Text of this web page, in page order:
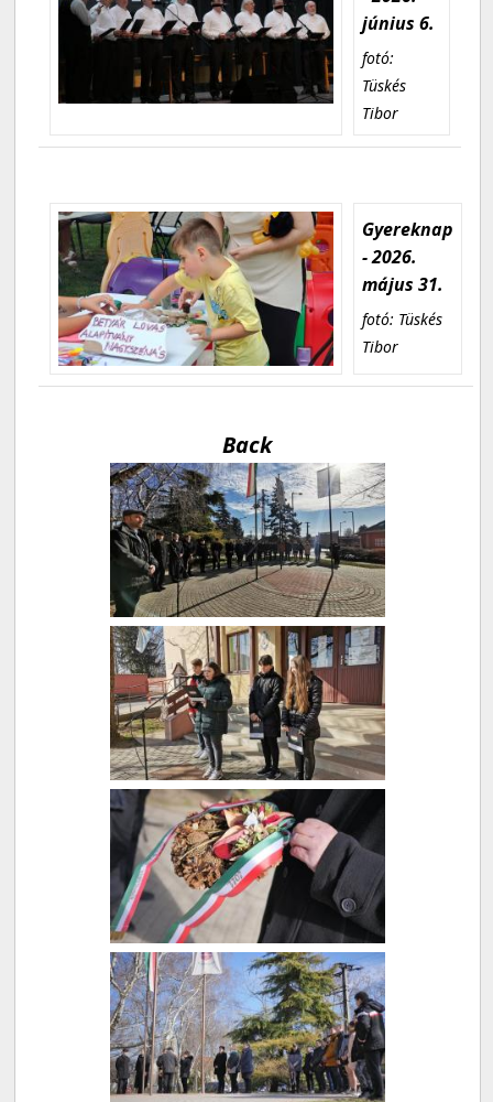
június 6.
fotó:
Tüskés
Tibor
Gyereknap
- 2026.
május 31.
fotó: Tüskés
Tibor
Back